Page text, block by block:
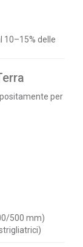
10–15% delle
per
500 mm)